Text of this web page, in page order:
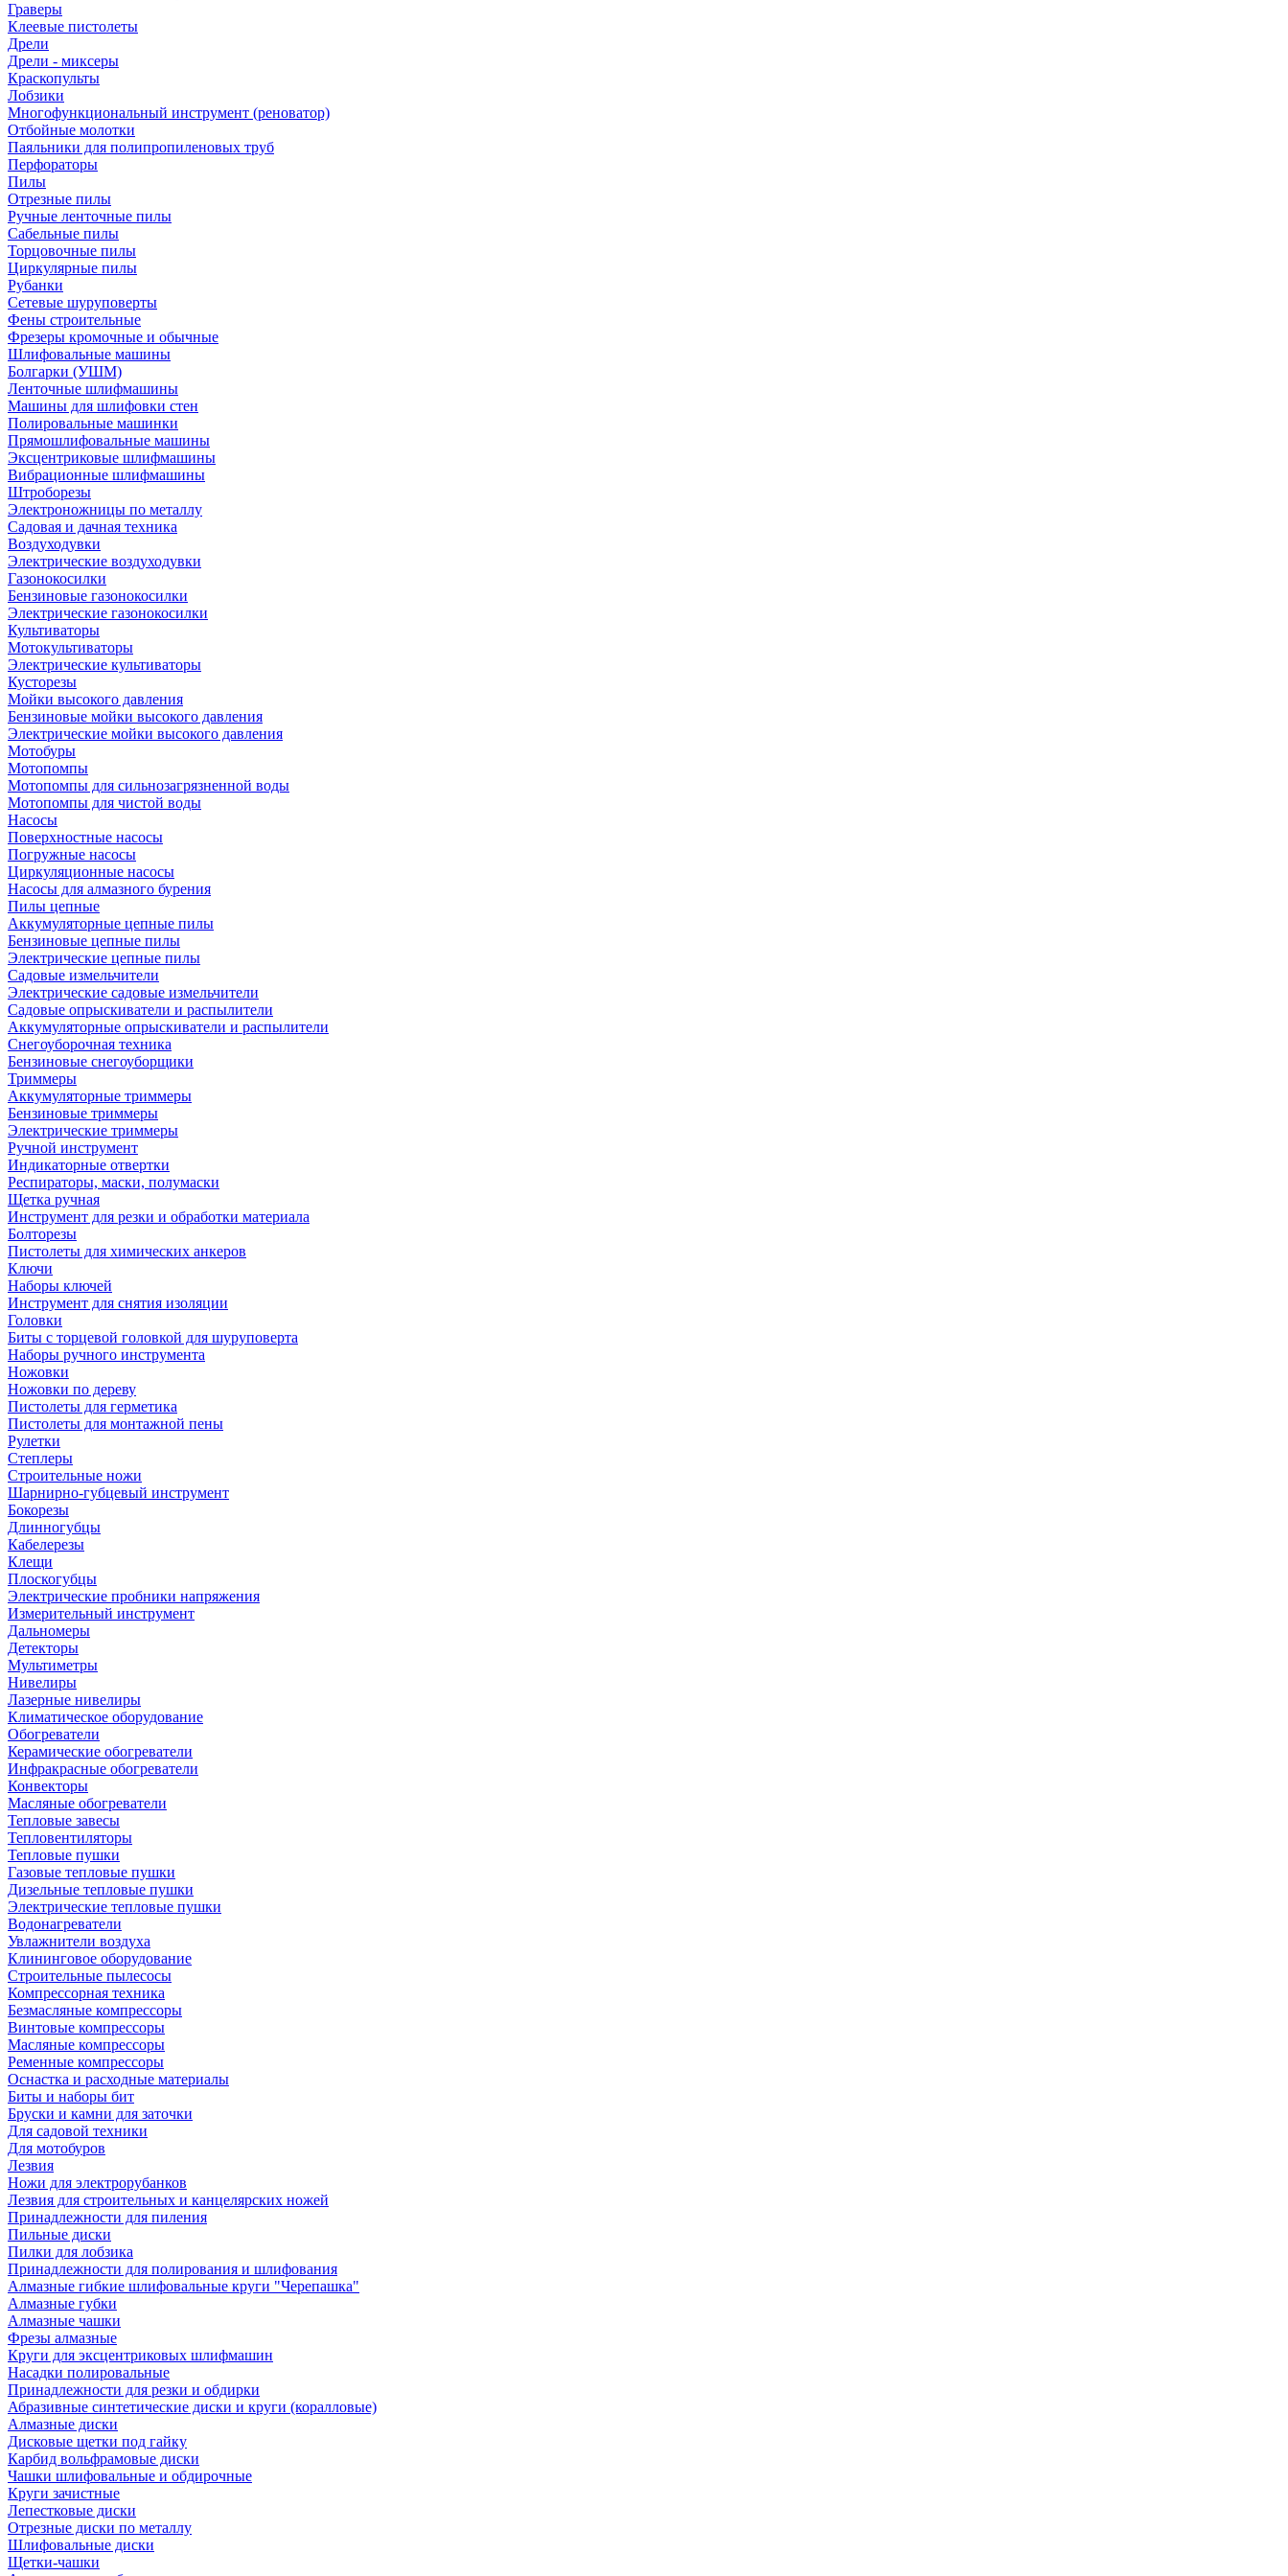
Граверы
Клеевые пистолеты
Дрели
Дрели - миксеры
Краскопульты
Лобзики
Многофункциональный инструмент (реноватор)
Отбойные молотки
Паяльники для полипропиленовых труб
Перфораторы
Пилы
Отрезные пилы
Ручные ленточные пилы
Сабельные пилы
Торцовочные пилы
Циркулярные пилы
Рубанки
Сетевые шуруповерты
Фены строительные
Фрезеры кромочные и обычные
Шлифовальные машины
Болгарки (УШМ)
Ленточные шлифмашины
Машины для шлифовки стен
Полировальные машинки
Прямошлифовальные машины
Эксцентриковые шлифмашины
Вибрационные шлифмашины
Штроборезы
Электроножницы по металлу
Садовая и дачная техника
Воздуходувки
Электрические воздуходувки
Газонокосилки
Бензиновые газонокосилки
Электрические газонокосилки
Культиваторы
Мотокультиваторы
Электрические культиваторы
Кусторезы
Мойки высокого давления
Бензиновые мойки высокого давления
Электрические мойки высокого давления
Мотобуры
Мотопомпы
Мотопомпы для сильнозагрязненной воды
Мотопомпы для чистой воды
Насосы
Поверхностные насосы
Погружные насосы
Циркуляционные насосы
Насосы для алмазного бурения
Пилы цепные
Аккумуляторные цепные пилы
Бензиновые цепные пилы
Электрические цепные пилы
Садовые измельчители
Электрические садовые измельчители
Садовые опрыскиватели и распылители
Аккумуляторные опрыскиватели и распылители
Снегоуборочная техника
Бензиновые снегоуборщики
Триммеры
Аккумуляторные триммеры
Бензиновые триммеры
Электрические триммеры
Ручной инструмент
Индикаторные отвертки
Респираторы, маски, полумаски
Щетка ручная
Инструмент для резки и обработки материала
Болторезы
Пистолеты для химических анкеров
Ключи
Наборы ключей
Инструмент для снятия изоляции
Головки
Биты с торцевой головкой для шуруповерта
Наборы ручного инструмента
Ножовки
Ножовки по дереву
Пистолеты для герметика
Пистолеты для монтажной пены
Рулетки
Степлеры
Строительные ножи
Шарнирно-губцевый инструмент
Бокорезы
Длинногубцы
Кабелерезы
Клещи
Плоскогубцы
Электрические пробники напряжения
Измерительный инструмент
Дальномеры
Детекторы
Мультиметры
Нивелиры
Лазерные нивелиры
Климатическое оборудование
Обогреватели
Керамические обогреватели
Инфракрасные обогреватели
Конвекторы
Масляные обогреватели
Тепловые завесы
Тепловентиляторы
Тепловые пушки
Газовые тепловые пушки
Дизельные тепловые пушки
Электрические тепловые пушки
Водонагреватели
Увлажнители воздуха
Клининговое оборудование
Строительные пылесосы
Компрессорная техника
Безмасляные компрессоры
Винтовые компрессоры
Масляные компрессоры
Ременные компрессоры
Оснастка и расходные материалы
Биты и наборы бит
Бруски и камни для заточки
Для садовой техники
Для мотобуров
Лезвия
Ножи для электрорубанков
Лезвия для строительных и канцелярских ножей
Принадлежности для пиления
Пильные диски
Пилки для лобзика
Принадлежности для полирования и шлифования
Алмазные гибкие шлифовальные круги "Черепашка"
Алмазные губки
Алмазные чашки
Фрезы алмазные
Круги для эксцентриковых шлифмашин
Насадки полировальные
Принадлежности для резки и обдирки
Абразивные синтетические диски и круги (коралловые)
Алмазные диски
Дисковые щетки под гайку
Карбид вольфрамовые диски
Чашки шлифовальные и обдирочные
Круги зачистные
Лепестковые диски
Отрезные диски по металлу
Шлифовальные диски
Щетки-чашки